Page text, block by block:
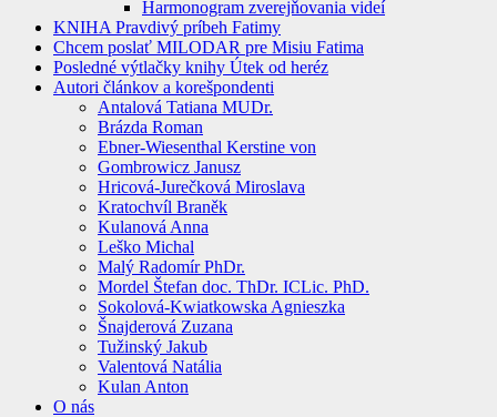
Harmonogram zverejňovania videí
KNIHA Pravdivý príbeh Fatimy
Chcem poslať MILODAR pre Misiu Fatima
Posledné výtlačky knihy Útek od heréz
Autori článkov a korešpondenti
Antalová Tatiana MUDr.
Brázda Roman
Ebner-Wiesenthal Kerstine von
Gombrowicz Janusz
Hricová-Jurečková Miroslava
Kratochvíl Braněk
Kulanová Anna
Leško Michal
Malý Radomír PhDr.
Mordel Štefan doc. ThDr. ICLic. PhD.
Sokolová-Kwiatkowska Agnieszka
Šnajderová Zuzana
Tužinský Jakub
Valentová Natália
Kulan Anton
O nás